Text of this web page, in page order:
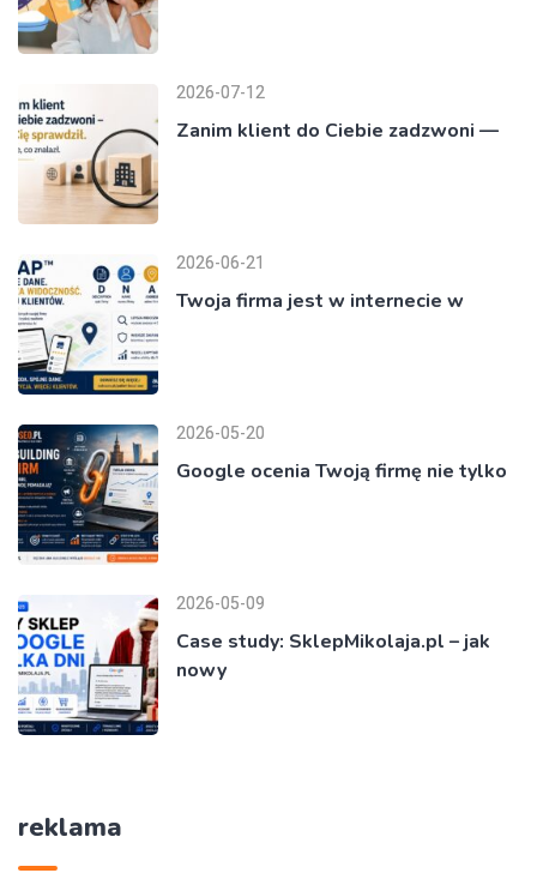
2026-07-12
Zanim klient do Ciebie zadzwoni —
2026-06-21
Twoja firma jest w internecie w
2026-05-20
Google ocenia Twoją firmę nie tylko
2026-05-09
Case study: SklepMikolaja.pl – jak
nowy
reklama